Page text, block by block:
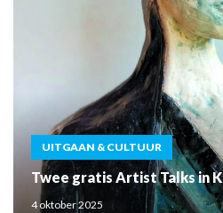
UITGAAN & CULTUUR
Twee gratis Artist Talks in
4 oktober 2025